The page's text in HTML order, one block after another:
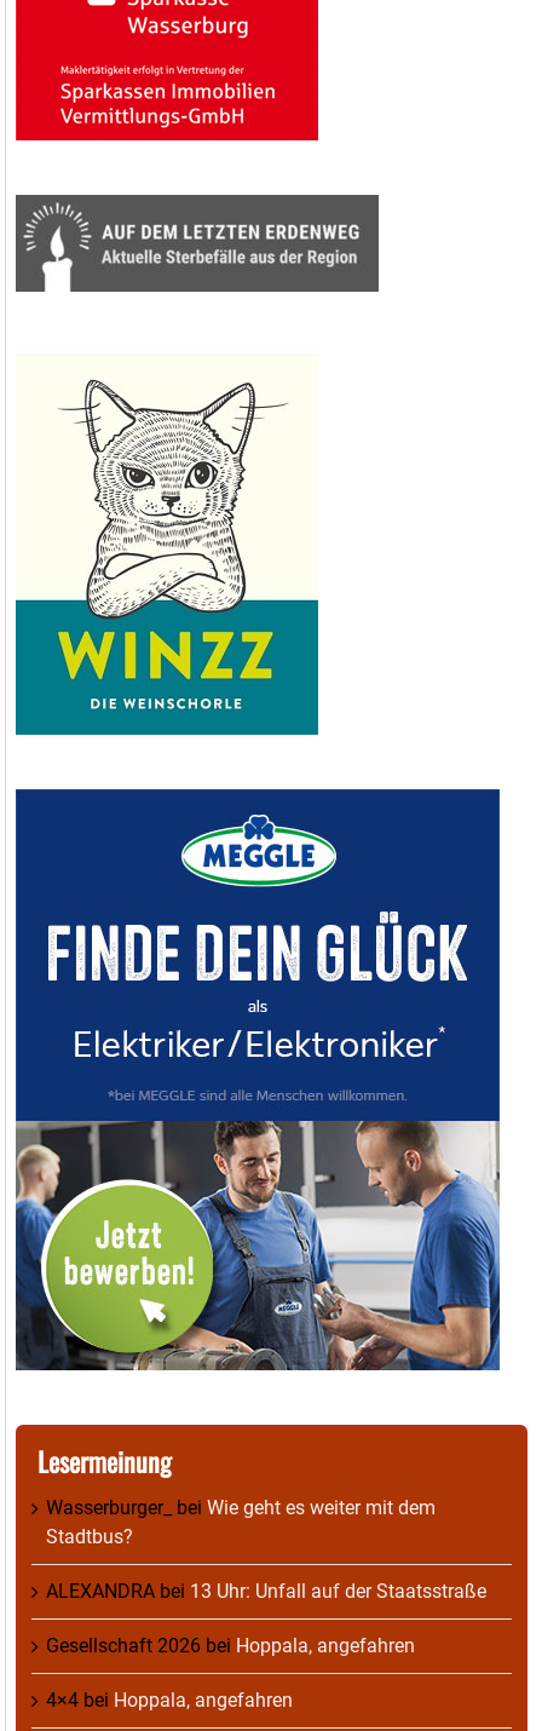
Lesermeinung
Wasserburger_ bei Wie geht es weiter mit dem
Stadtbus?
ALEXANDRA bei 13 Uhr: Unfall auf der Staatsstraße
Gesellschaft 2026 bei Hoppala, angefahren
4×4 bei Hoppala, angefahren